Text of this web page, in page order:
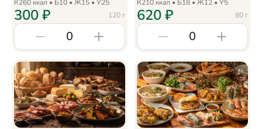
К260 ккал • Б10 • Ж15 • У25
120 г
300₽
0
К210 ккал • Б18 • Ж12 • У5
80 г
620₽
0